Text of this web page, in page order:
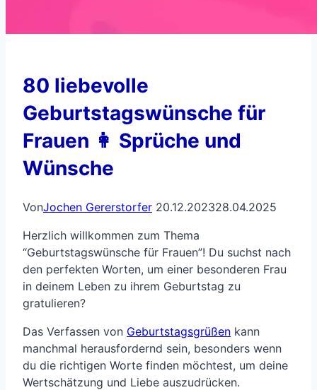
80 liebevolle
Geburtstagswünsche für
Frauen 👩 Sprüche und
Wünsche
VonJochen Gererstorfer 20.12.202328.04.2025
Herzlich willkommen zum Thema
“Geburtstagswünsche für Frauen”! Du suchst nach
den perfekten Worten, um einer besonderen Frau
in deinem Leben zu ihrem Geburtstag zu
gratulieren?
Das Verfassen von Geburtstagsgrüßen kann
manchmal herausfordernd sein, besonders wenn
du die richtigen Worte finden möchtest, um deine
Wertschätzung und Liebe auszudrücken.